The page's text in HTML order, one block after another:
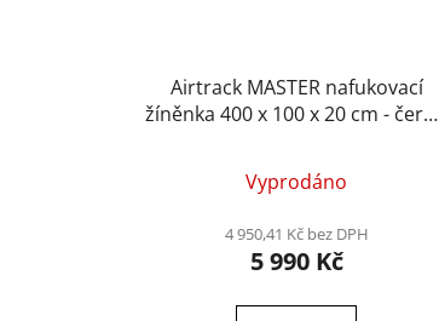
Airtrack MASTER nafukovací
žíněnka 400 x 100 x 20 cm - černo
Vyprodáno
4 950,41 Kč bez DPH
5 990 Kč